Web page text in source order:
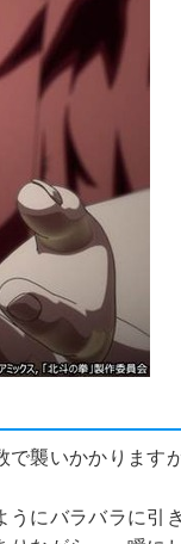
襲いかかります
にバラバラに引